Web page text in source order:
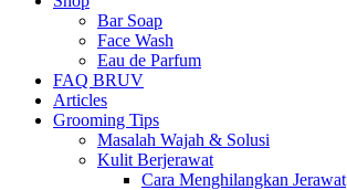
Bar Soap
Face Wash
Eau de Parfum
FAQ BRUV
Articles
Grooming Tips
Masalah Wajah & Solusi
Kulit Berjerawat
Cara Menghilangkan Jerawat